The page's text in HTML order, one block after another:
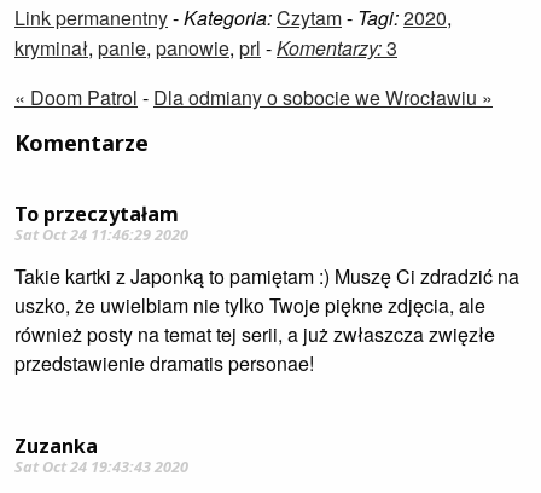
Link permanentny-Kategoria:Czytam- Tagi:2020,
kryminał, panie, panowie, prl -Komentarzy:3
« Doom Patrol - Dla odmiany o sobocie we Wrocławiu »
Komentarze
To przeczytałam
Sat Oct 24 11:46:29 2020
Takie kartki z Japonką to pamiętam :) Muszę Ci zdradzić na
uszko, że uwielbiam nie tylko Twoje piękne zdjęcia, ale
również posty na temat tej serii, a już zwłaszcza zwięzłe
przedstawienie dramatis personae!
Zuzanka
Sat Oct 24 19:43:43 2020